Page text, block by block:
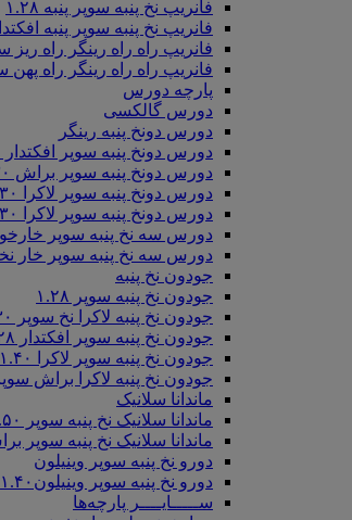
فانریپ نخ پنبه سوپر پنبه ۱.۲۸
فانریپ نخ پنبه سوپر پنبه افکتدار
فانریپ راه راه رینگر راه ریز
فانریپ راه راه رینگر راه پهن
پارچه دورس
دورس گالکسی
دورس دونخ پنبه رینگر
دورس دونخ پنبه سوپر افکتدار ۱.۳۰
دورس دونخ پنبه سوپر براش ۱.۳۰
دورس دونخ پنبه سوپر لاکرا ۱.۳۰ خار نخورده
دورس دونخ پنبه سوپر لاکرا ۱.۳۰ خار خورده
دورس سه نخ پنبه سوپر
دورس سه نخ پنبه سوپر خار
جودون نخ پنبه
جودون نخ پنبه سوپر ۱.۲۸
جودون نخ پنبه لاکرا نخ سوپر ۱.۳۰
جودون نخ پنبه سوپر افکتدار ۱.۲۸
جودون نخ پنبه سوپر لاکرا ۱.۴۰
جودون نخ پنبه لاکرا براش
ماندانا سلانیک
ماندانا سلانیک نخ پنبه سوپر ۳۰.۴۰.۵۰
ماندانا سلانیک نخ پنبه سوپر براش
دورو نخ پنبه سوپر وینیلون
دورو نخ پنبه سوپر وینیلون۱.۴۰
ســـــایــــر پارچه‌ها